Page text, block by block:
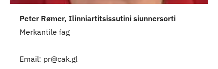
Peter Rømer, Ilinniartitsissutini siunnersorti
Merkantile fag
Email: pr@cak.gl